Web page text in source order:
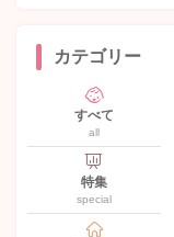
カテゴリー
すべて
all
特集
special